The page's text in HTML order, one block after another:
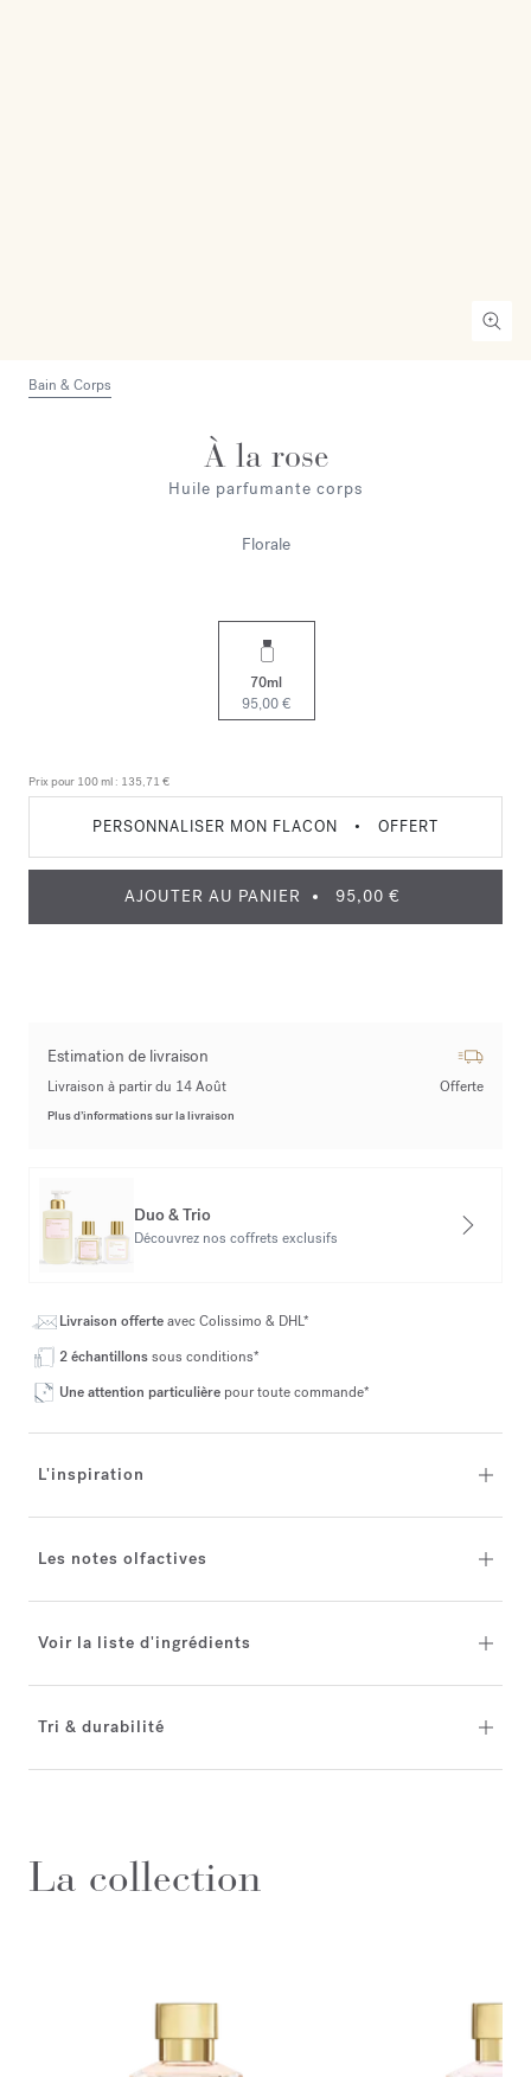
Bain & Corps
À la rose
Huile parfumante corps
Florale
70ml
95,00 €
Prix pour 100 ml : 135,71 €
PERSONNALISER MON FLACON • OFFERT
AJOUTER AU PANIER 95,00 €
Estimation de livraison
Livraison à partir du 14 Août Offerte
Plus d’informations sur la livraison
Duo & Trio
Découvrez nos coffrets exclusifs
Livraison offerteavec Colissimo & DHL*
2 échantillonssous conditions*
Une attention particulière pour toute commande*
L'inspiration
Les notes olfactives
Voir la liste d'ingrédients
Tri & durabilité
La collection